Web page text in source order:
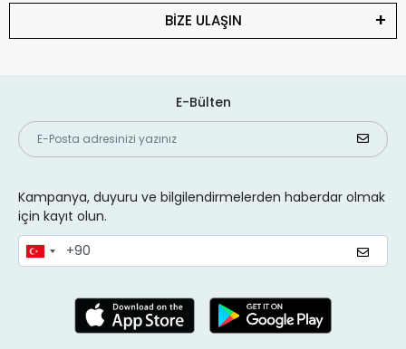
BİZE ULAŞIN
E-Bülten
Kampanya, duyuru ve bilgilendirmelerden haberdar olmak
için kayıt olun.